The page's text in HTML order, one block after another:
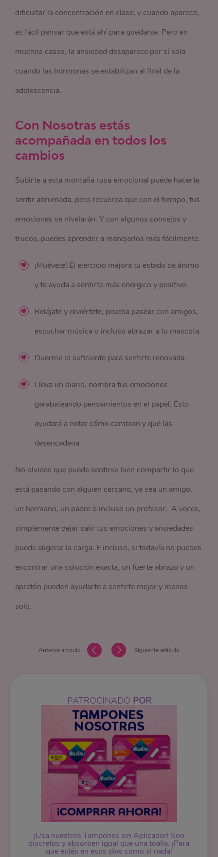
dificultar la concentración en clase, y cuando aparece,
es fácil pensar que está ahí para quedarse. Pero en
muchos casos, la ansiedad desaparece por sí sola
cuando las hormonas se estabilizan al final de la
adolescencia.
Con Nosotras estás
acompañada en todos los
cambios
Subirte a esta montaña rusa emocional puede hacerte
sentir abrumada, pero recuerda que con el tiempo, tus
emociones se nivelarán. Y con algunos consejos y
trucos, puedes aprender a manejarlos más fácilmente.
¡Muévete! El ejercicio mejora tu estado de ánimo
y te ayuda a sentirte más enérgico y positivo.
Relájate y diviértete, prueba pasear con amigos,
escuchar música o incluso abrazar a tu mascota.
Duerme lo suficiente para sentirte renovada.
Lleva un diario, nombra tus emociones
garabateando pensamientos en el papel. Esto
ayudará a notar cómo cambian y qué las
desencadena.
No olvides que puede sentirse bien compartir lo que
está pasando con alguien cercano, ya sea un amigo,
un hermano, un padre o incluso un profesor. A veces,
simplemente dejar salir tus emociones y ansiedades
puede aligerar la carga. E incluso, si todavía no puedes
encontrar una solución exacta, un fuerte abrazo y un
apretón pueden ayudarte a sentirte mejor y menos
solo.
Anterior artículo Siguiente artículo
PATROCINADO POR
¡Usa nuestros Tampones sin Aplicador! Son
discretos y absorben igual que una toalla. ¡Para
que estés en esos días como si nada!